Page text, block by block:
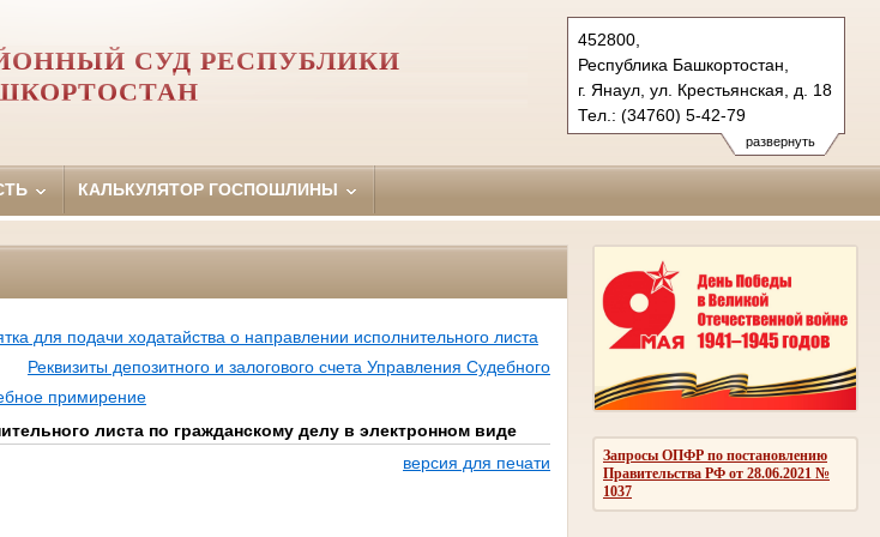
развернуть
452800,
Республика Башкортостан,
г. Янаул, ул. Крестьянская, д. 18
Тел.: (34760) 5-42-79
yanaulsky.bkr@sudrf.ru
СУД РЕСПУБЛИКИ
КАЛЬКУЛЯТОР ГОСПОШЛИНЫ
Запросы ОПФР по постановлению
Правительства РФ от 28.06.2021 №
1037
для подачи ходатайства о направлении исполнительного листа
Реквизиты депозитного и залогового счета Управления Судебного
примирение
листа по гражданскому делу в электронном виде
версия для печати